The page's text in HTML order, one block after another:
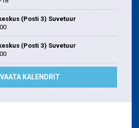
(Posti 3) Suvetuur
(Posti 3) Suvetuur
VAATA KALENDRIT